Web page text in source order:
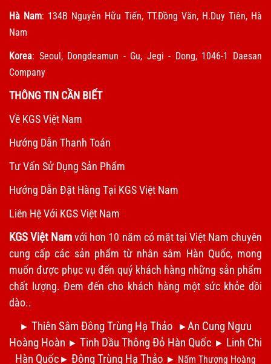
Hà Nam: 134B Nguyễn Hữu Tiến, TT.Đồng Văn, H.Duy Tiên, Hà
Nam
Korea: Seoul, Dongdeamun - Gu, Jegi - Dong, 1046-1 Daesan
Company
THÔNG TIN CẦN BIẾT
Về KGS Việt Nam
Hướng Dẫn Thanh Toán
Tư Vấn Sử Dụng Sản Phẩm
Hướng Dẫn Đặt Hàng Tại KGS Việt Nam
Liên Hệ Với KGS Việt Nam
KGS Việt Namvới hơn 10 năm có mặt tại Việt Nam chuyên
cung cấp các sản phẩm từ nhân sâm Hàn Quốc, mong
muốn được phục vụ đến quý khách hàng những sản phẩm
chất lượng. Đem đến cho khách hàng một sức khỏe dồi
dào..
► Thiên Sâm Đông Trùng Hạ Thảo ►An Cung Ngưu
Hoàng Hoàn ► Tinh Dầu Thông Đỏ Hàn Quốc ► Linh Chi
Hàn Quốc ► Đông Trùng Hạ Thảo ► Nấm Thượng Hoàng